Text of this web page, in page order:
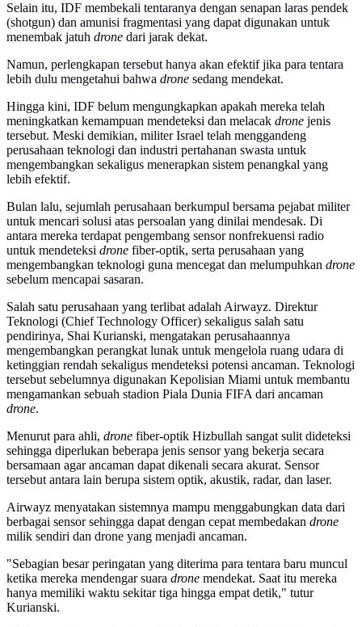
Selain itu, IDF membekali tentaranya dengan senapan laras pendek
(shotgun) dan amunisi fragmentasi yang dapat digunakan untuk
menembak jatuh drone dari jarak dekat.
Namun, perlengkapan tersebut hanya akan efektif jika para tentara
lebih dulu mengetahui bahwa drone sedang mendekat.
Hingga kini, IDF belum mengungkapkan apakah mereka telah
meningkatkan kemampuan mendeteksi dan melacak drone jenis
tersebut. Meski demikian, militer Israel telah menggandeng
perusahaan teknologi dan industri pertahanan swasta untuk
mengembangkan sekaligus menerapkan sistem penangkal yang
lebih efektif.
Bulan lalu, sejumlah perusahaan berkumpul bersama pejabat militer
untuk mencari solusi atas persoalan yang dinilai mendesak. Di
antara mereka terdapat pengembang sensor nonfrekuensi radio
untuk mendeteksi drone fiber-optik, serta perusahaan yang
mengembangkan teknologi guna mencegat dan melumpuhkan drone
sebelum mencapai sasaran.
Salah satu perusahaan yang terlibat adalah Airwayz. Direktur
Teknologi (Chief Technology Officer) sekaligus salah satu
pendirinya, Shai Kurianski, mengatakan perusahaannya
mengembangkan perangkat lunak untuk mengelola ruang udara di
ketinggian rendah sekaligus mendeteksi potensi ancaman. Teknologi
tersebut sebelumnya digunakan Kepolisian Miami untuk membantu
mengamankan sebuah stadion Piala Dunia FIFA dari ancaman
drone.
Menurut para ahli, drone fiber-optik Hizbullah sangat sulit dideteksi
sehingga diperlukan beberapa jenis sensor yang bekerja secara
bersamaan agar ancaman dapat dikenali secara akurat. Sensor
tersebut antara lain berupa sistem optik, akustik, radar, dan laser.
Airwayz menyatakan sistemnya mampu menggabungkan data dari
berbagai sensor sehingga dapat dengan cepat membedakan drone
milik sendiri dan drone yang menjadi ancaman.
"Sebagian besar peringatan yang diterima para tentara baru muncul
ketika mereka mendengar suara drone mendekat. Saat itu mereka
hanya memiliki waktu sekitar tiga hingga empat detik," tutur
Kurianski.